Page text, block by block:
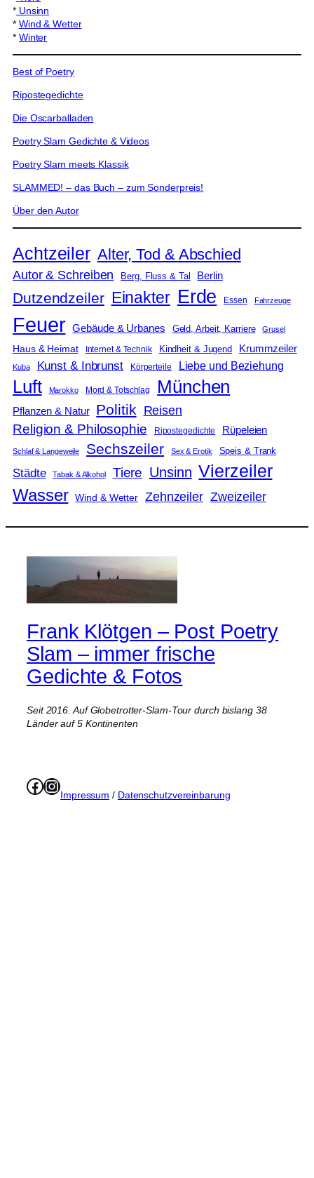
*Unsinn
* Wind & Wetter
* Winter
Best of Poetry
Ripostegedichte
Die Oscarballaden
Poetry Slam Gedichte & Videos
Poetry Slam meets Klassik
SLAMMED! – das Buch – zum Sonderpreis!
Über den Autor
Achtzeiler Alter, Tod & Abschied
Autor & Schreiben Berg, Fluss & Tal Berlin
Dutzendzeiler Einakter Erde Essen Fahrzeuge
Feuer Gebäude & Urbanes Geld, Arbeit, Karriere Grusel
Haus & Heimat Internet & Technik Kindheit & Jugend Krummzeiler
Kuba Kunst & Inbrunst Körperteile Liebe und Beziehung
Luft Marokko Mord & Totschlag München
Pflanzen & Natur Politik Reisen
Religion & Philosophie Ripostegedichte Rüpeleien
Schlaf & Langeweile Sechszeiler Sex & Erotik Speis & Trank
Städte Tabak & Alkohol Tiere Unsinn Vierzeiler
Wasser Wind & Wetter Zehnzeiler Zweizeiler
Frank Klötgen – Post Poetry
Slam – immer frische
Gedichte & Fotos
Seit 2016. Auf Globetrotter-Slam-Tour durch bislang 38
Länder auf 5 Kontinenten
Facebook
Instagram
Impressum / Datenschutzvereinbarung